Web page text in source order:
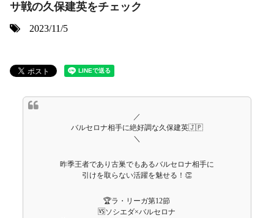
サ戦の久保建英をチェック
2023/11/5
／
バルセロナ相手に絶好調な久保建英🇯🇵
＼
昨季王者であり古巣でもあるバルセロナ相手に
引けを取らない活躍を魅せる！👏
🏆ラ・リーガ第12節
🆚ソシエダ×バルセロナ